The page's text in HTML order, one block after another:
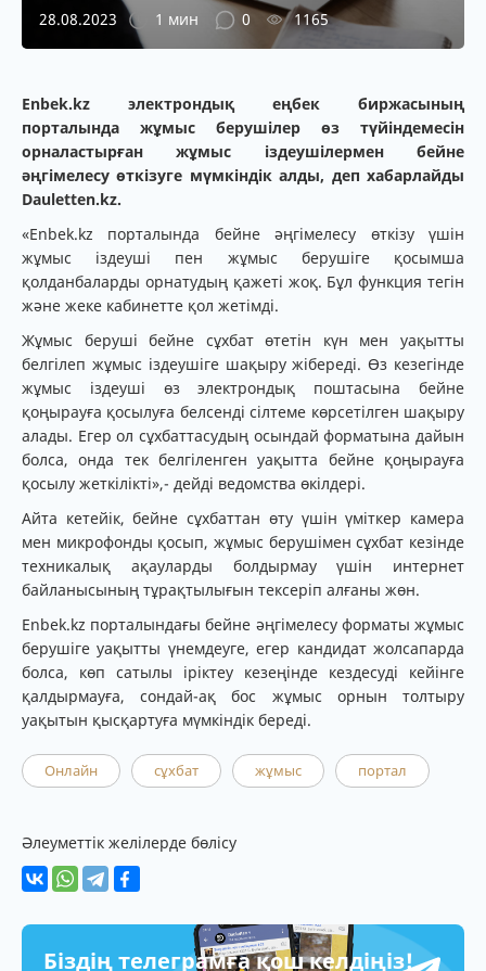
28.08.2023 1 мин 0 1165
Enbek.kz электрондық еңбек биржасының
порталында жұмыс берушілер өз түйіндемесін
орналастырған жұмыс іздеушілермен бейне
әңгімелесу өткізуге мүмкіндік алды, деп хабарлайды
Dauletten.kz.
«Enbek.kz порталында бейне әңгімелесу өткізу үшін
жұмыс іздеуші пен жұмыс берушіге қосымша
қолданбаларды орнатудың қажеті жоқ. Бұл функция тегін
және жеке кабинетте қол жетімді.
Жұмыс беруші бейне сұхбат өтетін күн мен уақытты
белгілеп жұмыс іздеушіге шақыру жібереді. Өз кезегінде
жұмыс іздеуші өз электрондық поштасына бейне
қоңырауға қосылуға белсенді сілтеме көрсетілген шақыру
алады. Егер ол сұхбаттасудың осындай форматына дайын
болса, онда тек белгіленген уақытта бейне қоңырауға
қосылу жеткілікті»,- дейді ведомства өкілдері.
Айта кетейік, бейне сұхбаттан өту үшін үміткер камера
мен микрофонды қосып, жұмыс берушімен сұхбат кезінде
техникалық ақауларды болдырмау үшін интернет
байланысының тұрақтылығын тексеріп алғаны жөн.
Enbek.kz порталындағы бейне әңгімелесу форматы жұмыс
берушіге уақытты үнемдеуге, егер кандидат жолсапарда
болса, көп сатылы іріктеу кезеңінде кездесуді кейінге
қалдырмауға, сондай-ақ бос жұмыс орнын толтыру
уақытын қысқартуға мүмкіндік береді.
Онлайн сұхбат жұмыс портал
Әлеуметтік желілерде бөлісу
Біздің телеграмға қош келдіңіз!